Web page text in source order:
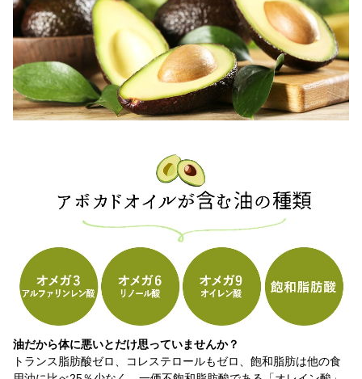
油だから体に悪いとだけ思っていませんか？
トランス脂肪酸ゼロ、コレステロールもゼロ、飽和脂肪は他の食